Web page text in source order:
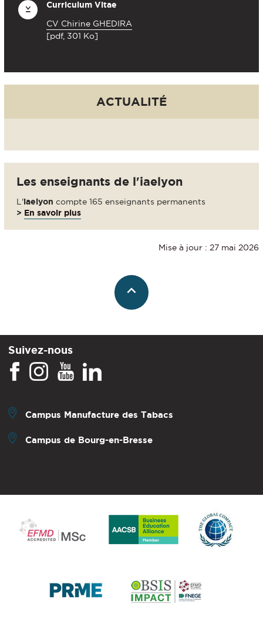
Curriculum Vitae
CV Chirine GHEDIRA
[pdf, 301 Ko]
ACTUALITÉ
Les enseignants de l'iaelyon
L'iaelyon compte 165 enseignants permanents
> En savoir plus
Mise à jour : 27 mai 2026
Suivez-nous
Campus Manufacture des Tabacs
Campus de Bourg-en-Bresse